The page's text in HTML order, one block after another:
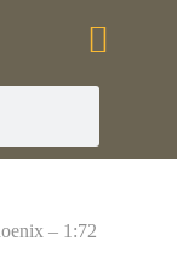
– 1:72